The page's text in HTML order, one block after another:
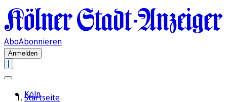
AboAbonnieren
Anmelden
Köln
Startseite